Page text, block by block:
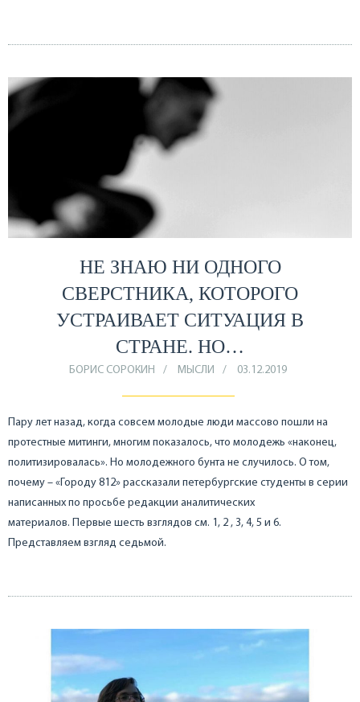
НЕ ЗНАЮ НИ ОДНОГО
СВЕРСТНИКА, КОТОРОГО
УСТРАИВАЕТ СИТУАЦИЯ В
СТРАНЕ. НО…
БОРИС СОРОКИН МЫСЛИ 03.12.2019
Пару лет назад, когда совсем молодые люди массово пошли на
протестные митинги, многим показалось, что молодежь «наконец,
политизировалась». Но молодежного бунта не случилось. О том,
почему – «Городу 812» рассказали петербургские студенты в серии
написанных по просьбе редакции аналитических
материалов. Первые шесть взглядов см. 1, 2 , 3, 4, 5 и 6.
Представляем взгляд седьмой.